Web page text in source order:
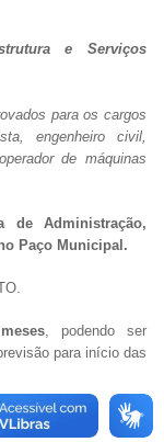
e Serviços
para os cargos
engenheiro civil,
de máquinas
de Administração,
Paço Municipal.
, podendo ser
para início das